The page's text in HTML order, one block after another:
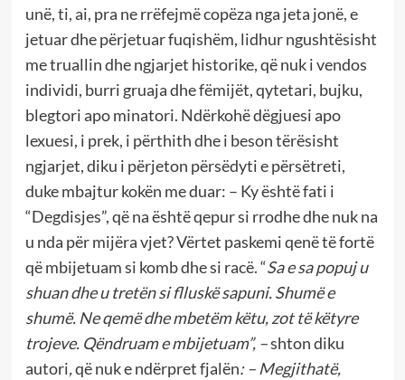
unë, ti, ai, pra ne rrëfejmë copëza nga jeta jonë, e
jetuar dhe përjetuar fuqishëm, lidhur ngushtësisht
me truallin dhe ngjarjet historike, që nuk i vendos
individi, burri gruaja dhe fëmijët, qytetari, bujku,
blegtori apo minatori. Ndërkohë dëgjuesi apo
lexuesi, i prek, i përthith dhe i beson tërësisht
ngjarjet, diku i përjeton përsëdyti e përsëtreti,
duke mbajtur kokën me duar: – Ky është fati i
“Degdisjes”, që na është qepur si rrodhe dhe nuk na
u nda për mijëra vjet? Vërtet paskemi qenë të fortë
që mbijetuam si komb dhe si racë. “Sa e sa popuj u
shuan dhe u tretën si flluskë sapuni. Shumë e
shumë. Ne qemë dhe mbetëm këtu, zot të këtyre
trojeve. Qëndruam e mbijetuam”, –shton diku
autori,që nuk e ndërpret fjalën: –Megjithatë,